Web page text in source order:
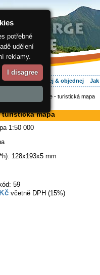
Ubytování Hledej & objednej
> Krkonoše - turistická mapa
turistická mapa
1:50 000
128x193x5 mm
59
včetně DPH (15%)
potřebné
udělení
reklamy.
I disagree